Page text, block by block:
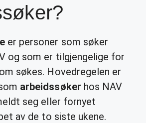
er personer som søker
og som er tilgjengelige for
søkes. Hovedregelen er
arbeidssøker hos NAV
seg eller fornyet
av de to siste ukene.